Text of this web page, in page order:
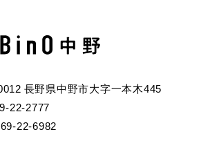
長野県中野市大字一本木445
22-2777
22-6982